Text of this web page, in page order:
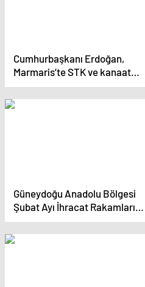
Cumhurbaşkanı Erdoğan,
Marmaris’te STK ve kanaat
önderleriyle bir araya geldi
Güneydoğu Anadolu Bölgesi
Şubat Ayı İhracat Rakamları
Açıklandı